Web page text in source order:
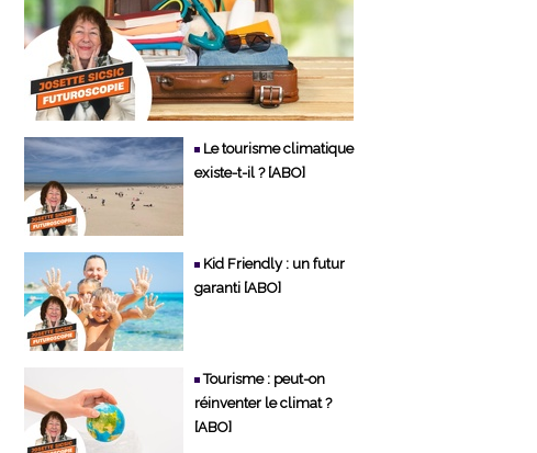
Le tourisme climatique
existe-t-il ? [ABO]
Kid Friendly : un futur
garanti [ABO]
Tourisme : peut-on
réinventer le climat ?
[ABO]